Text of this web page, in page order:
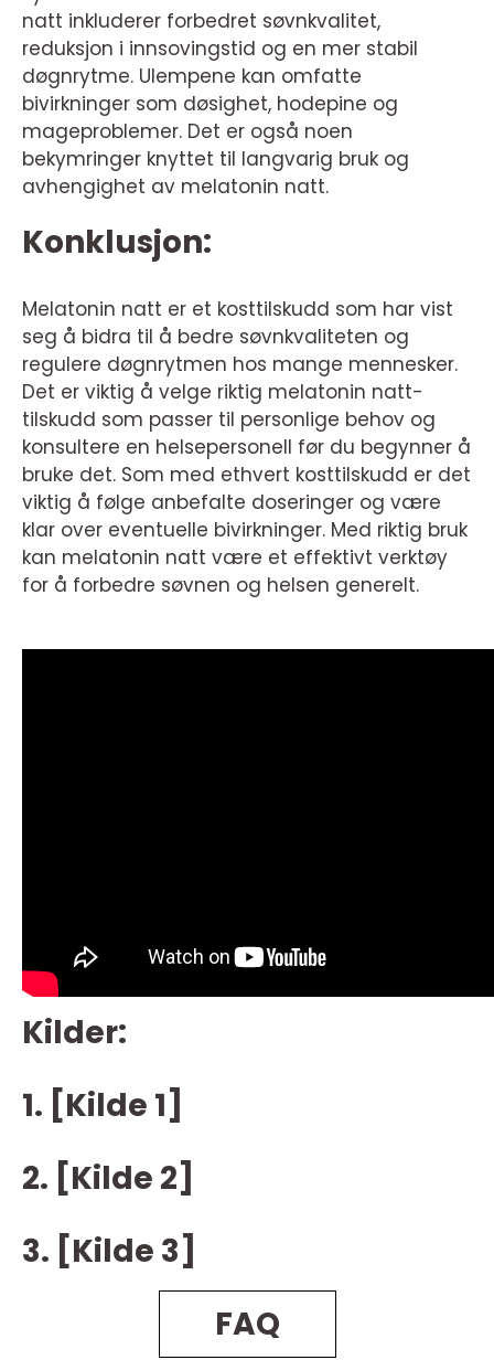
natt inkluderer forbedret søvnkvalitet,
reduksjon i innsovingstid og en mer stabil
døgnrytme. Ulempene kan omfatte
bivirkninger som døsighet, hodepine og
mageproblemer. Det er også noen
bekymringer knyttet til langvarig bruk og
avhengighet av melatonin natt.
Konklusjon:
Melatonin natt er et kosttilskudd som har vist
seg å bidra til å bedre søvnkvaliteten og
regulere døgnrytmen hos mange mennesker.
Det er viktig å velge riktig melatonin natt-
tilskudd som passer til personlige behov og
konsultere en helsepersonell før du begynner å
bruke det. Som med ethvert kosttilskudd er det
viktig å følge anbefalte doseringer og være
klar over eventuelle bivirkninger. Med riktig bruk
kan melatonin natt være et effektivt verktøy
for å forbedre søvnen og helsen generelt.
Kilder:
1. [Kilde 1]
2. [Kilde 2]
3. [Kilde 3]
FAQ